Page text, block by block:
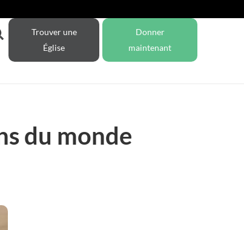
Trouver une
Église
Donner
maintenant
du monde